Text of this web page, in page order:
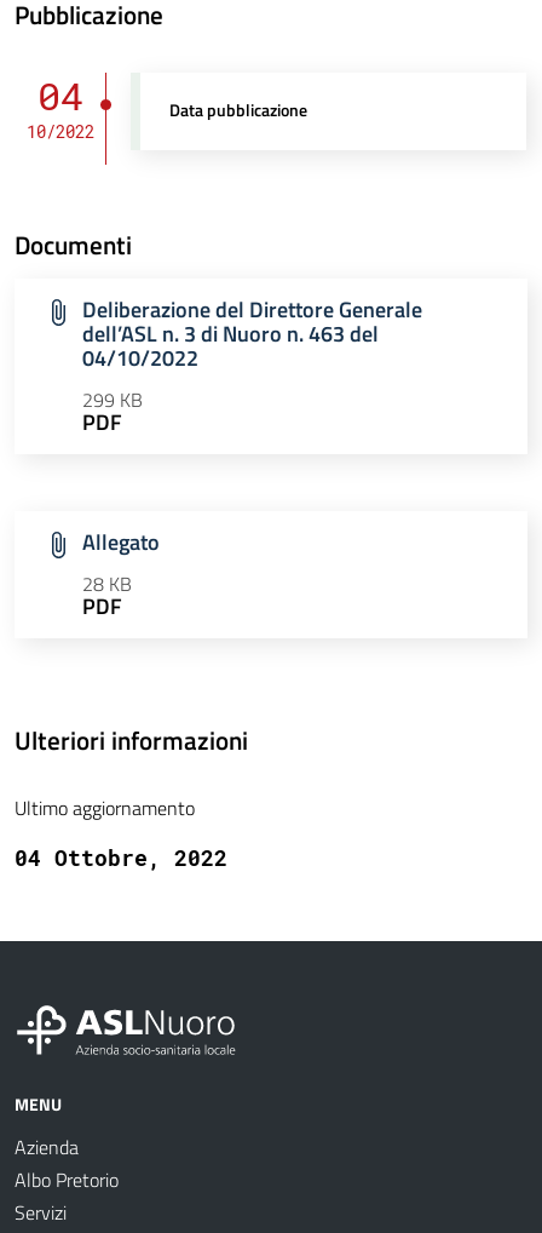
Pubblicazione
04
10/2022
Data pubblicazione
Documenti
Deliberazione del Direttore Generale
dell’ASL n. 3 di Nuoro n. 463 del
04/10/2022
299 KB
PDF
Allegato
28 KB
PDF
Ulteriori informazioni
Ultimo aggiornamento
04 Ottobre, 2022
MENU
Azienda
Albo Pretorio
Servizi